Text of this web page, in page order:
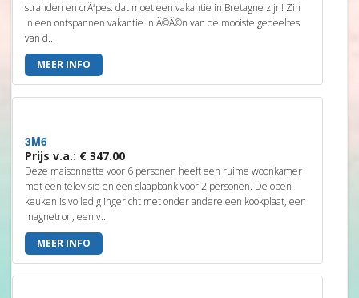
stranden en crÃªpes: dat moet een vakantie in Bretagne zijn! Zin
in een ontspannen vakantie in Ã©Ã©n van de mooiste gedeeltes
van d...
MEER INFO
3M6
Prijs v.a.: € 347.00
Deze maisonnette voor 6 personen heeft een ruime woonkamer
met een televisie en een slaapbank voor 2 personen. De open
keuken is volledig ingericht met onder andere een kookplaat, een
magnetron, een v...
MEER INFO